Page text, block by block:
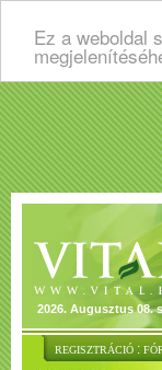
Ez a weboldal
2026. Augusztus 08.
REGISZTRÁCIÓ :